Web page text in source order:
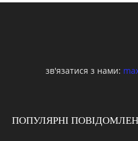
зв'язатися з нами:
ПОПУЛЯРНІ